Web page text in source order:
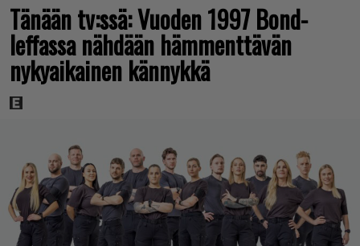
Tänään tv:ssä: Vuoden 1997 Bond-
leffassa nähdään hämmenttävän
nykyaikainen kännykkä